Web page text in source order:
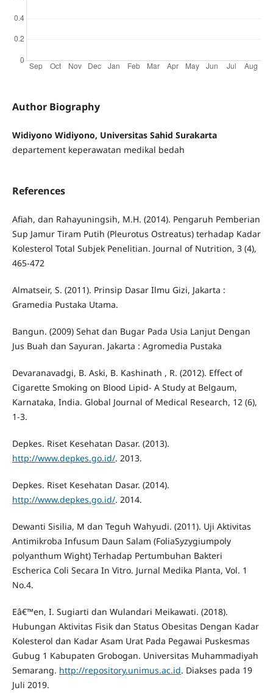
Author Biography
Widiyono Widiyono, Universitas Sahid Surakarta
departement keperawatan medikal bedah
References
Afiah, dan Rahayuningsih, M.H. (2014). Pengaruh Pemberian
Sup Jamur Tiram Putih (Pleurotus Ostreatus) terhadap Kadar
Kolesterol Total Subjek Penelitian. Journal of Nutrition, 3 (4),
465-472
Almatseir, S. (2011). Prinsip Dasar Ilmu Gizi, Jakarta :
Gramedia Pustaka Utama.
Bangun. (2009) Sehat dan Bugar Pada Usia Lanjut Dengan
Jus Buah dan Sayuran. Jakarta : Agromedia Pustaka
Devaranavadgi, B. Aski, B. Kashinath , R. (2012). Effect of
Cigarette Smoking on Blood Lipid- A Study at Belgaum,
Karnataka, India. Global Journal of Medical Research, 12 (6),
1-3.
Depkes. Riset Kesehatan Dasar. (2013).
http://www.depkes.go.id/. 2013.
Depkes. Riset Kesehatan Dasar. (2014).
http://www.depkes.go.id/. 2014.
Dewanti Sisilia, M dan Teguh Wahyudi. (2011). Uji Aktivitas
Antimikroba Infusum Daun Salam (FoliaSyzygiumpoly
polyanthum Wight) Terhadap Pertumbuhan Bakteri
Escherica Coli Secara In Vitro. Jurnal Medika Planta, Vol. 1
No.4.
Eâ€™en, I. Sugiarti dan Wulandari Meikawati. (2018).
Hubungan Aktivitas Fisik dan Status Obesitas Dengan Kadar
Kolesterol dan Kadar Asam Urat Pada Pegawai Puskesmas
Gubug 1 Kabupaten Grobogan. Universitas Muhammadiyah
Semarang. http://repository.unimus.ac.id. Diakses pada 19
Juli 2019.